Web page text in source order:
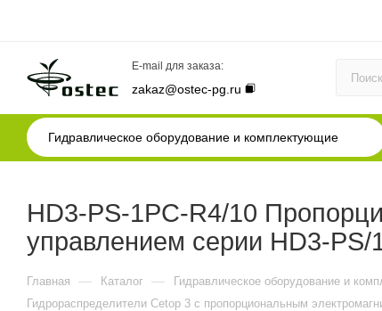
E-mail для заказа:
zakaz@ostec-pg.ru
Гидравлическое оборудование и комплектующие
HD3-PS-1PC-R4/10
управлением серии HD3-
Главная — Каталог — Гидравлическое оборудование и
Гидрораспределители Cetop 3 c пропорциональным